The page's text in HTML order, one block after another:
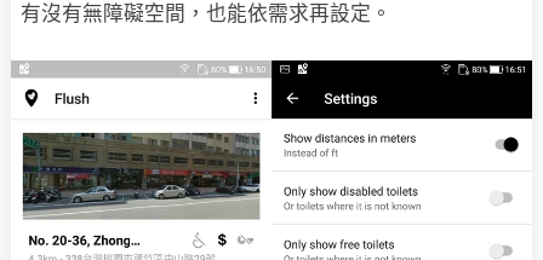
有沒有無障礙空間，也能依需求再設定。